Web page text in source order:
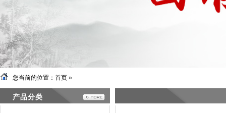
您当前的位置： 首页 »
产品分类